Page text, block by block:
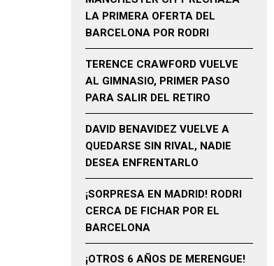
LA PRIMERA OFERTA DEL
BARCELONA POR RODRI
TERENCE CRAWFORD VUELVE
AL GIMNASIO, PRIMER PASO
PARA SALIR DEL RETIRO
DAVID BENAVIDEZ VUELVE A
QUEDARSE SIN RIVAL, NADIE
DESEA ENFRENTARLO
¡SORPRESA EN MADRID! RODRI
CERCA DE FICHAR POR EL
BARCELONA
¡OTROS 6 AÑOS DE MERENGUE!